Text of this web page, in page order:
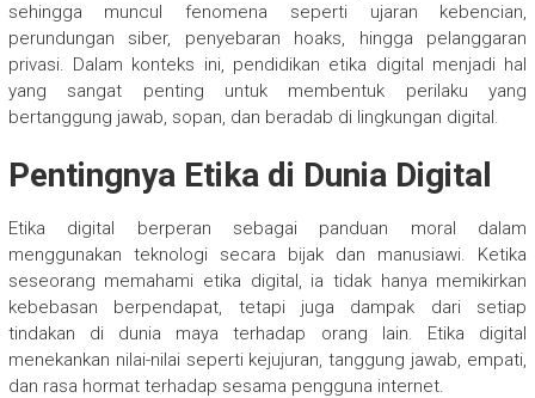
sehingga muncul fenomena seperti ujaran kebencian,
perundungan siber, penyebaran hoaks, hingga pelanggaran
privasi. Dalam konteks ini, pendidikan etika digital menjadi hal
yang sangat penting untuk membentuk perilaku yang
bertanggung jawab, sopan, dan beradab di lingkungan digital.
Pentingnya Etika di Dunia Digital
Etika digital berperan sebagai panduan moral dalam
menggunakan teknologi secara bijak dan manusiawi. Ketika
seseorang memahami etika digital, ia tidak hanya memikirkan
kebebasan berpendapat, tetapi juga dampak dari setiap
tindakan di dunia maya terhadap orang lain. Etika digital
menekankan nilai-nilai seperti kejujuran, tanggung jawab, empati,
dan rasa hormat terhadap sesama pengguna internet.